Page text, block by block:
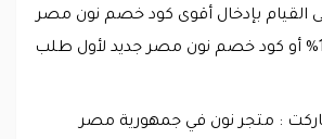
القيام بإدخال أقوى كود خصم نون مصر
جديد وفعال 100% أو كود خصم نون مصر جديد لأول طلب
: متجر نون في جمهورية مصر